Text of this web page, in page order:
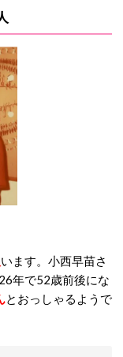
います。小西早苗さ
年で52歳前後にな
とおっしゃるようで